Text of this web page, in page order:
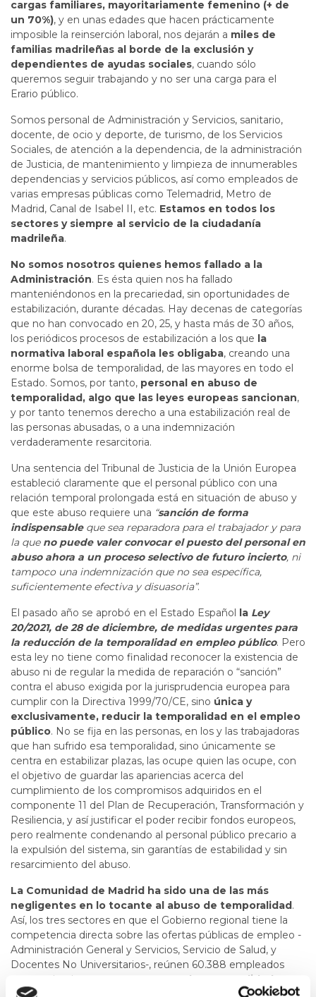
cargas familiares, mayoritariamente femenino (+ de
un 70%), y en unas edades que hacen prácticamente
imposible la reinserción laboral, nos dejarán a miles de
familias madrileñas al borde de la exclusión y
dependientes de ayudas sociales, cuando sólo
queremos seguir trabajando y no ser una carga para el
Erario público.
Somos personal de Administración y Servicios, sanitario,
docente, de ocio y deporte, de turismo, de los Servicios
Sociales, de atención a la dependencia, de la administración
de Justicia, de mantenimiento y limpieza de innumerables
dependencias y servicios públicos, así como empleados de
varias empresas públicas como Telemadrid, Metro de
Madrid, Canal de Isabel II, etc. Estamos en todos los
sectores y siempre al servicio de la ciudadanía
madrileña.
No somos nosotros quienes hemos fallado a la
Administración. Es ésta quien nos ha fallado
manteniéndonos en la precariedad, sin oportunidades de
estabilización, durante décadas. Hay decenas de categorías
que no han convocado en 20, 25, y hasta más de 30 años,
los periódicos procesos de estabilización a los que la
normativa laboral española les obligaba, creando una
enorme bolsa de temporalidad, de las mayores en todo el
Estado. Somos, por tanto, personal en abuso de
temporalidad, algo que las leyes europeas sancionan,
y por tanto tenemos derecho a una estabilización real de
las personas abusadas, o a una indemnización
verdaderamente resarcitoria.
Una sentencia del Tribunal de Justicia de la Unión Europea
estableció claramente que el personal público con una
relación temporal prolongada está en situación de abuso y
que este abuso requiere una “sanción de forma
indispensable que sea reparadora para el trabajador y para
la que no puede valer convocar el puesto del personal en
abuso ahora a un proceso selectivo de futuro incierto, ni
tampoco una indemnización que no sea específica,
suficientemente efectiva y disuasoria”.
El pasado año se aprobó en el Estado Español la Ley
20/2021, de 28 de diciembre, de medidas urgentes para
la reducción de la temporalidad en empleo público. Pero
esta ley no tiene como finalidad reconocer la existencia de
abuso ni de regular la medida de reparación o “sanción”
contra el abuso exigida por la jurisprudencia europea para
cumplir con la Directiva 1999/70/CE, sino única y
exclusivamente, reducir la temporalidad en el empleo
público. No se fija en las personas, en los y las trabajadoras
que han sufrido esa temporalidad, sino únicamente se
centra en estabilizar plazas, las ocupe quien las ocupe, con
el objetivo de guardar las apariencias acerca del
cumplimiento de los compromisos adquiridos en el
componente 11 del Plan de Recuperación, Transformación y
Resiliencia, y así justificar el poder recibir fondos europeos,
pero realmente condenando al personal público precario a
la expulsión del sistema, sin garantías de estabilidad y sin
resarcimiento del abuso.
La Comunidad de Madrid ha sido una de las más
negligentes en lo tocante al abuso de temporalidad.
Así, los tres sectores en que el Gobierno regional tiene la
competencia directa sobre las ofertas públicas de empleo -
Administración General y Servicios, Servicio de Salud, y
Docentes No Universitarios-, reúnen 60.388 empleados
temporales, lo que supone un
42% de temporalidad
situándose muy por encima del 8% que la Unión Europea